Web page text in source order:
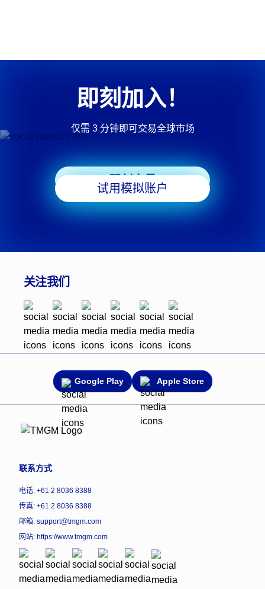
即刻加入！
仅需 3 分钟即可交易全球市场
即刻交易
试用模拟账户
关注我们
Google Play Apple Store
联系方式
电话: +61 2 8036 8388
传真: +61 2 8036 8388
邮箱: support@tmgm.com
网站: https://www.tmgm.com